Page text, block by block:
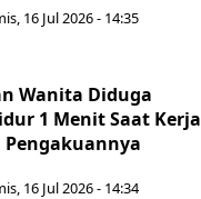
16 Jul 2026 - 14:35
Wanita Diduga
1 Menit Saat Kerja
16 Jul 2026 - 14:34